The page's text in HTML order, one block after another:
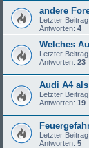
andere
Letzter
Antworten: 4
Welches
Letzter
Antworten: 23
Audi A4
Letzter
Antworten: 19
Letzter
Antworten: 5